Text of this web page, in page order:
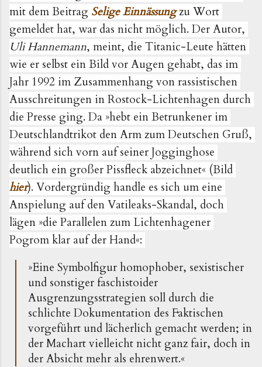
mit dem Beitrag Selige Einnässung zu Wort
Uli Hannemann, meint, die Titanic-Leute hätten
wie er selbst ein Bild vor Augen gehabt, das im
Jahr 1992 im Zusammenhang von rassistischen
Ausschreitungen in Rostock-Lichtenhagen durch
die Presse ging. Da »hebt ein Betrunkener im
Deutschlandtrikot den Arm zum Deutschen Gruß,
während sich vorn auf seiner Jogginghose
deutlich ein großer Pissfleck abzeichnet
hier). Vordergründig handle es sich um eine
Anspielung auf den Vatileaks-Skandal, doch
lägen »die Parallelen zum Lichtenhagener
Pogrom klar auf der Hand«:
»Eine Symbolfigur homophober, sexistischer
und sonstiger faschistoider
Ausgrenzungsstrategien soll durch die
schlichte Dokumentation des Faktischen
vorgeführt und lächerlich gemacht werden; in
der Machart vielleicht nicht ganz fair, doch in
der Absicht mehr als ehrenwert.«